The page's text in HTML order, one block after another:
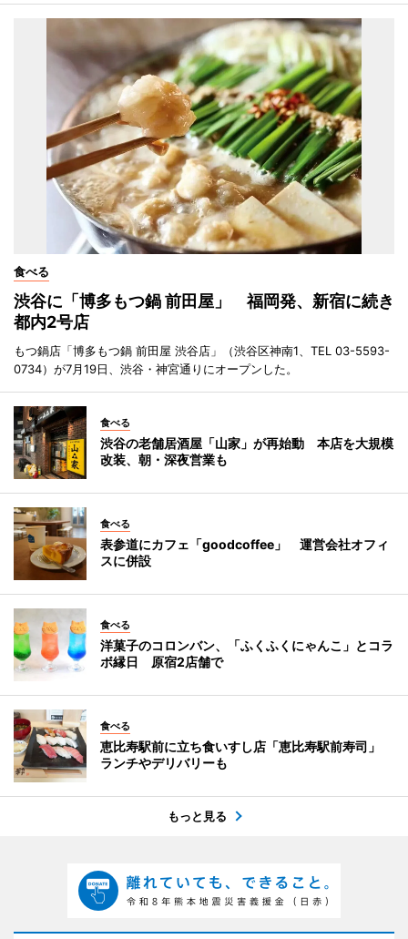
食べる
渋谷に「博多もつ鍋 前田屋」 福岡発、新宿に続き
都内2号店
もつ鍋店「博多もつ鍋 前田屋 渋谷店」（渋谷区神南1、TEL 03-5593-
0734）が7月19日、渋谷・神宮通りにオープンした。
食べる
渋谷の老舗居酒屋「山家」が再始動 本店を大規模
改装、朝・深夜営業も
食べる
表参道にカフェ「goodcoffee」 運営会社オフィ
スに併設
食べる
洋菓子のコロンバン、「ふくふくにゃんこ」とコラ
ボ縁日 原宿2店舗で
食べる
恵比寿駅前に立ち食いすし店「恵比寿駅前寿司」
ランチやデリバリーも
もっと見る